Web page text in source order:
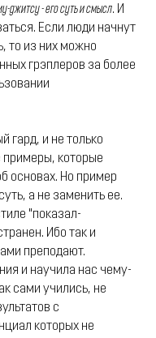
джитсу - его суть и смысл. И
Если люди начнут
то из них можно
грэплеров за более
гард, и не только
примеры, которые
основах. Но пример
а не заменить ее.
"показал-
Ибо так и
преподают.
и научила нас чему-
сами учились, не
с
которых не